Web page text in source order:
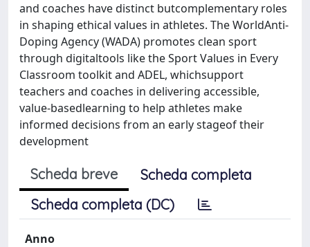
and coaches have distinct butcomplementary roles
in shaping ethical values in athletes. The WorldAnti-
Doping Agency (WADA) promotes clean sport
through digitaltools like the Sport Values in Every
Classroom toolkit and ADEL, whichsupport
teachers and coaches in delivering accessible,
value-basedlearning to help athletes make
informed decisions from an early stageof their
development
Scheda breve
Scheda completa
Scheda completa (DC)
Anno